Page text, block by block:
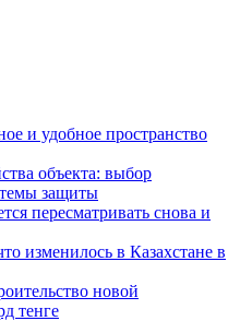
и удобное пространство
объекта: выбор
защиты
пересматривать снова и
изменилось в Казахстане в
новой
тенге